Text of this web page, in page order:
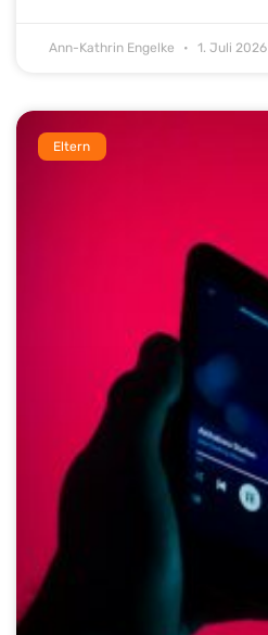
Ann-Kathrin Engelke 1. Juli 2026
Eltern